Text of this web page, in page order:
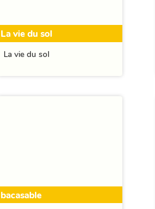
La vie du sol
La vie du sol
bacasable